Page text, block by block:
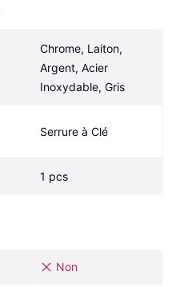
Chrome, Laiton,
Argent, Acier
Inoxydable, Gris
Serrure à Clé
1 pcs
Non